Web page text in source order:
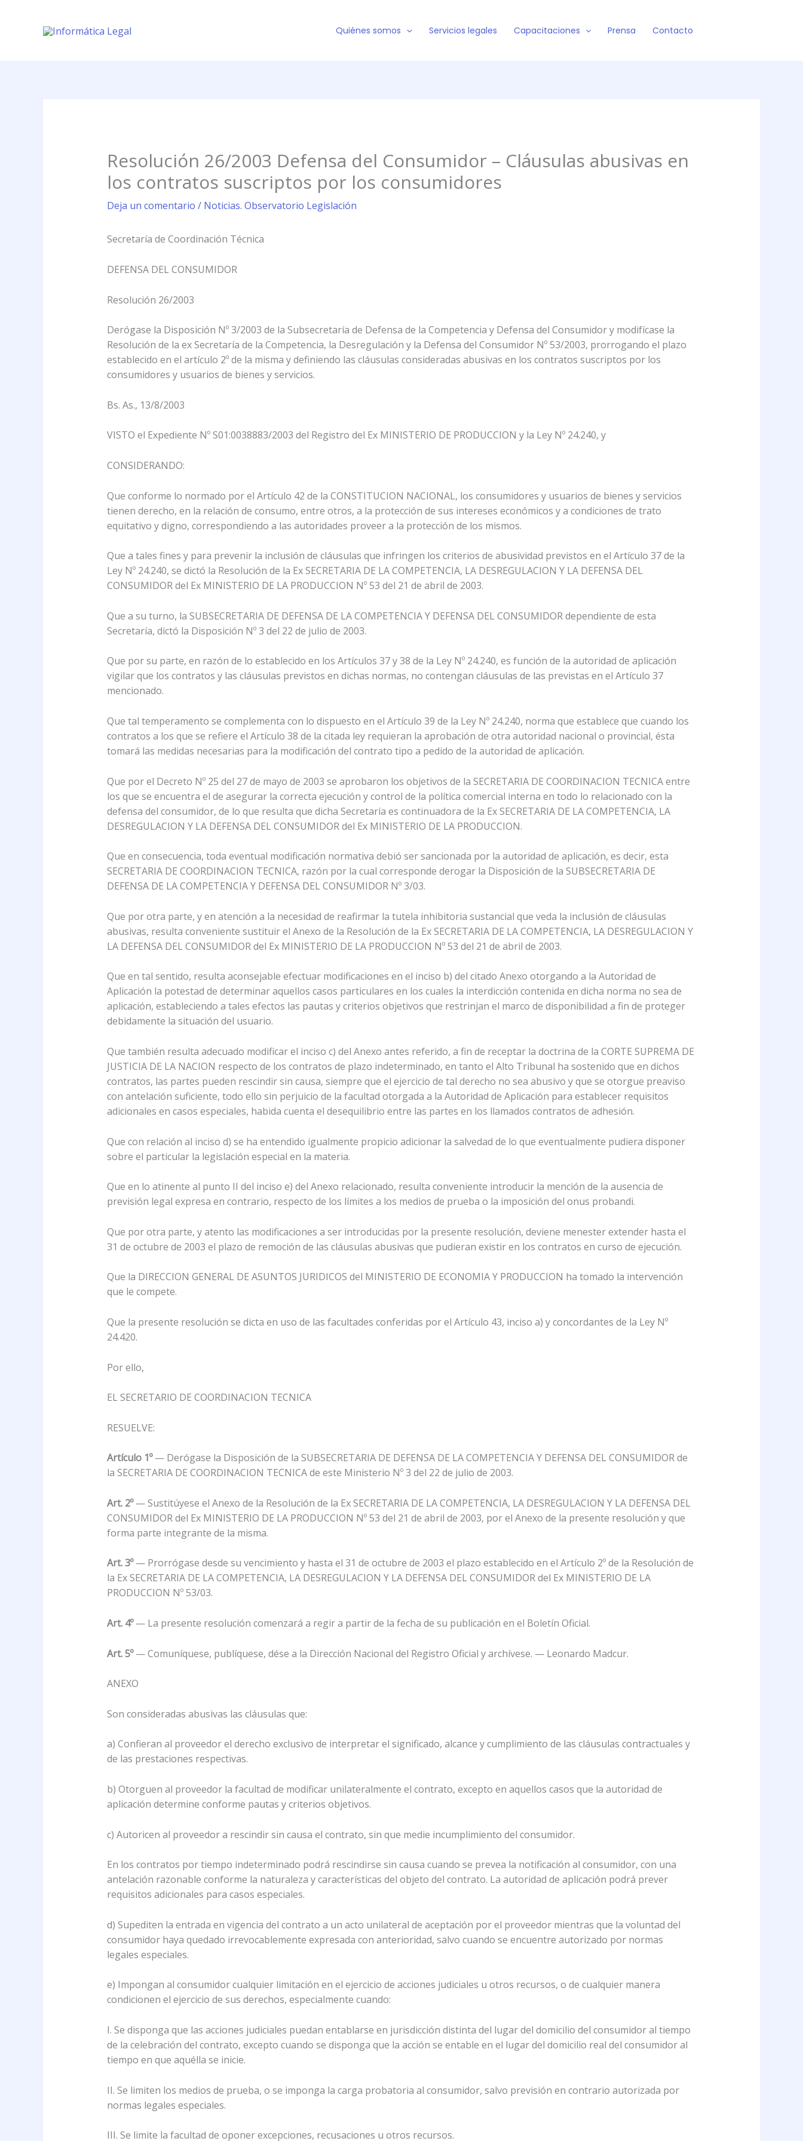
contenido
Quiénes somos Servicios legales Capacitaciones Prensa Contacto
Resolución 26/2003 Defensa del Consumidor – Cláusulas abusivas en
los contratos suscriptos por los consumidores
Deja un comentario / Noticias. Observatorio Legislación
Secretaría de Coordinación Técnica
DEFENSA DEL CONSUMIDOR
Resolución 26/2003
Derógase la Disposición Nº 3/2003 de la Subsecretaría de Defensa de la Competencia y Defensa del Consumidor y modifícase la
Resolución de la ex Secretaría de la Competencia, la Desregulación y la Defensa del Consumidor Nº 53/2003, prorrogando el plazo
establecido en el artículo 2º de la misma y definiendo las cláusulas consideradas abusivas en los contratos suscriptos por los
consumidores y usuarios de bienes y servicios.
Bs. As., 13/8/2003
VISTO el Expediente Nº S01:0038883/2003 del Registro del Ex MINISTERIO DE PRODUCCION y la Ley Nº 24.240, y
CONSIDERANDO:
Que conforme lo normado por el Artículo 42 de la CONSTITUCION NACIONAL, los consumidores y usuarios de bienes y servicios
tienen derecho, en la relación de consumo, entre otros, a la protección de sus intereses económicos y a condiciones de trato
equitativo y digno, correspondiendo a las autoridades proveer a la protección de los mismos.
Que a tales fines y para prevenir la inclusión de cláusulas que infringen los criterios de abusividad previstos en el Artículo 37 de la
Ley Nº 24.240, se dictó la Resolución de la Ex SECRETARIA DE LA COMPETENCIA, LA DESREGULACION Y LA DEFENSA DEL
CONSUMIDOR del Ex MINISTERIO DE LA PRODUCCION Nº 53 del 21 de abril de 2003.
Que a su turno, la SUBSECRETARIA DE DEFENSA DE LA COMPETENCIA Y DEFENSA DEL CONSUMIDOR dependiente de esta
Secretaría, dictó la Disposición Nº 3 del 22 de julio de 2003.
Que por su parte, en razón de lo establecido en los Artículos 37 y 38 de la Ley Nº 24.240, es función de la autoridad de aplicación
vigilar que los contratos y las cláusulas previstos en dichas normas, no contengan cláusulas de las previstas en el Artículo 37
mencionado.
Que tal temperamento se complementa con lo dispuesto en el Artículo 39 de la Ley Nº 24.240, norma que establece que cuando los
contratos a los que se refiere el Artículo 38 de la citada ley requieran la aprobación de otra autoridad nacional o provincial, ésta
tomará las medidas necesarias para la modificación del contrato tipo a pedido de la autoridad de aplicación.
Que por el Decreto Nº 25 del 27 de mayo de 2003 se aprobaron los objetivos de la SECRETARIA DE COORDINACION TECNICA entre
los que se encuentra el de asegurar la correcta ejecución y control de la política comercial interna en todo lo relacionado con la
defensa del consumidor, de lo que resulta que dicha Secretaría es continuadora de la Ex SECRETARIA DE LA COMPETENCIA, LA
DESREGULACION Y LA DEFENSA DEL CONSUMIDOR del Ex MINISTERIO DE LA PRODUCCION.
Que en consecuencia, toda eventual modificación normativa debió ser sancionada por la autoridad de aplicación, es decir, esta
SECRETARIA DE COORDINACION TECNICA, razón por la cual corresponde derogar la Disposición de la SUBSECRETARIA DE
DEFENSA DE LA COMPETENCIA Y DEFENSA DEL CONSUMIDOR Nº 3/03.
Que por otra parte, y en atención a la necesidad de reafirmar la tutela inhibitoria sustancial que veda la inclusión de cláusulas
abusivas, resulta conveniente sustituir el Anexo de la Resolución de la Ex SECRETARIA DE LA COMPETENCIA, LA DESREGULACION Y
LA DEFENSA DEL CONSUMIDOR del Ex MINISTERIO DE LA PRODUCCION Nº 53 del 21 de abril de 2003.
Que en tal sentido, resulta aconsejable efectuar modificaciones en el inciso b) del citado Anexo otorgando a la Autoridad de
Aplicación la potestad de determinar aquellos casos particulares en los cuales la interdicción contenida en dicha norma no sea de
aplicación, estableciendo a tales efectos las pautas y criterios objetivos que restrinjan el marco de disponibilidad a fin de proteger
debidamente la situación del usuario.
Que también resulta adecuado modificar el inciso c) del Anexo antes referido, a fin de receptar la doctrina de la CORTE SUPREMA DE
JUSTICIA DE LA NACION respecto de los contratos de plazo indeterminado, en tanto el Alto Tribunal ha sostenido que en dichos
contratos, las partes pueden rescindir sin causa, siempre que el ejercicio de tal derecho no sea abusivo y que se otorgue preaviso
con antelación suficiente, todo ello sin perjuicio de la facultad otorgada a la Autoridad de Aplicación para establecer requisitos
adicionales en casos especiales, habida cuenta el desequilibrio entre las partes en los llamados contratos de adhesión.
Que con relación al inciso d) se ha entendido igualmente propicio adicionar la salvedad de lo que eventualmente pudiera disponer
sobre el particular la legislación especial en la materia.
Que en lo atinente al punto II del inciso e) del Anexo relacionado, resulta conveniente introducir la mención de la ausencia de
previsión legal expresa en contrario, respecto de los límites a los medios de prueba o la imposición del onus probandi.
Que por otra parte, y atento las modificaciones a ser introducidas por la presente resolución, deviene menester extender hasta el
31 de octubre de 2003 el plazo de remoción de las cláusulas abusivas que pudieran existir en los contratos en curso de ejecución.
Que la DIRECCION GENERAL DE ASUNTOS JURIDICOS del MINISTERIO DE ECONOMIA Y PRODUCCION ha tomado la intervención
que le compete.
Que la presente resolución se dicta en uso de las facultades conferidas por el Artículo 43, inciso a) y concordantes de la Ley Nº
24.420.
Por ello,
EL SECRETARIO DE COORDINACION TECNICA
RESUELVE:
Artículo 1º— Derógase la Disposición de la SUBSECRETARIA DE DEFENSA DE LA COMPETENCIA Y DEFENSA DEL CONSUMIDOR de
la SECRETARIA DE COORDINACION TECNICA de este Ministerio Nº 3 del 22 de julio de 2003.
Art. 2º— Sustitúyese el Anexo de la Resolución de la Ex SECRETARIA DE LA COMPETENCIA, LA DESREGULACION Y LA DEFENSA DEL
CONSUMIDOR del Ex MINISTERIO DE LA PRODUCCION Nº 53 del 21 de abril de 2003, por el Anexo de la presente resolución y que
forma parte integrante de la misma.
Art. 3º— Prorrógase desde su vencimiento y hasta el 31 de octubre de 2003 el plazo establecido en el Artículo 2º de la Resolución de
la Ex SECRETARIA DE LA COMPETENCIA, LA DESREGULACION Y LA DEFENSA DEL CONSUMIDOR del Ex MINISTERIO DE LA
PRODUCCION Nº 53/03.
Art. 4º— La presente resolución comenzará a regir a partir de la fecha de su publicación en el Boletín Oficial.
Art. 5º— Comuníquese, publíquese, dése a la Dirección Nacional del Registro Oficial y archívese. — Leonardo Madcur.
ANEXO
Son consideradas abusivas las cláusulas que:
a) Confieran al proveedor el derecho exclusivo de interpretar el significado, alcance y cumplimiento de las cláusulas contractuales y
de las prestaciones respectivas.
b) Otorguen al proveedor la facultad de modificar unilateralmente el contrato, excepto en aquellos casos que la autoridad de
aplicación determine conforme pautas y criterios objetivos.
c) Autoricen al proveedor a rescindir sin causa el contrato, sin que medie incumplimiento del consumidor.
En los contratos por tiempo indeterminado podrá rescindirse sin causa cuando se prevea la notificación al consumidor, con una
antelación razonable conforme la naturaleza y características del objeto del contrato. La autoridad de aplicación podrá prever
requisitos adicionales para casos especiales.
d) Supediten la entrada en vigencia del contrato a un acto unilateral de aceptación por el proveedor mientras que la voluntad del
consumidor haya quedado irrevocablemente expresada con anterioridad, salvo cuando se encuentre autorizado por normas
legales especiales.
e) Impongan al consumidor cualquier limitación en el ejercicio de acciones judiciales u otros recursos, o de cualquier manera
condicionen el ejercicio de sus derechos, especialmente cuando:
I. Se disponga que las acciones judiciales puedan entablarse en jurisdicción distinta del lugar del domicilio del consumidor al tiempo
de la celebración del contrato, excepto cuando se disponga que la acción se entable en el lugar del domicilio real del consumidor al
tiempo en que aquélla se inicie.
II. Se limiten los medios de prueba, o se imponga la carga probatoria al consumidor, salvo previsión en contrario autorizada por
normas legales especiales.
III. Se limite la facultad de oponer excepciones, recusaciones u otros recursos.